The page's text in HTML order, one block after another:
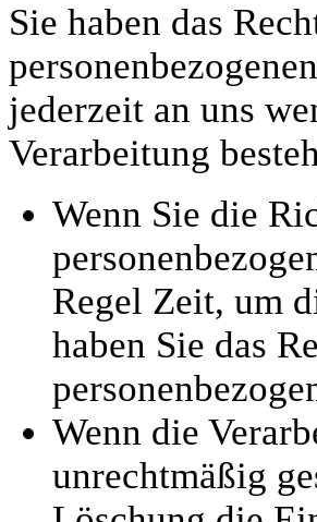
Sie haben das
jederzeit an uns
Verarbeitung
Wenn Sie die
Regel Zeit, um
haben Sie das
Wenn die
unrechtmäßig